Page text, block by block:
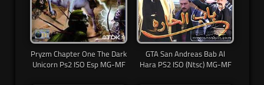
Pryzm Chapter One The Dark
Unicorn Ps2 ISO Esp MG-MF
GTA San Andreas Bab Al
Hara PS2 ISO (Ntsc) MG-MF